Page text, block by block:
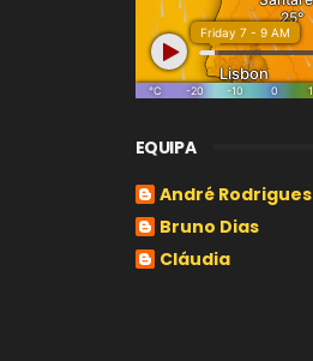
EQUIPA
André Rodrigues
Bruno Dias
Cláudia